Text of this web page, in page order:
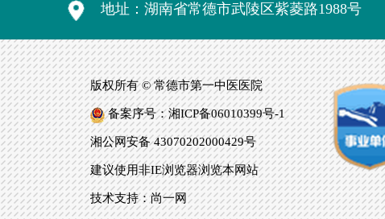
地址：湖南省常德市武陵区紫菱路1988号
版权所有 © 常德市第一中医医院
备案序号：湘ICP备06010399号-1
湘公网安备 43070202000429号
建议使用非IE浏览器浏览本网站
技术支持：尚一网